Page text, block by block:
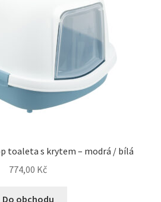
toaleta s krytem – modrá / bílá
774,00 Kč
Do obchodu